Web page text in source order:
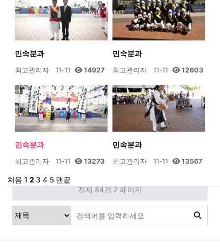
민속분과
최고관리자 11-11 14927
민속분과
최고관리자 11-11 12603
민속분과
최고관리자 11-11 13273
민속분과
최고관리자 11-11 13567
처음 1 2 3 4 5 맨끝
전체 84건 2 페이지